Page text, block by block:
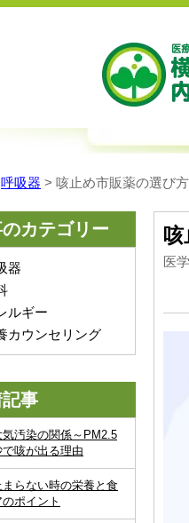
呼吸器 > 咳止め市販薬の選び
医
カテゴリー
器
ルギー
カウンセリング
事
気汚染の関係～PM2.5
咳が出る理由
まらない時の栄養と食
ポイント